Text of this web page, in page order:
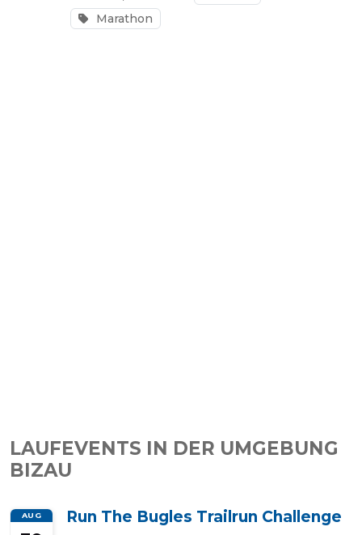
Herzfrequenzzonen
hinzufügen
Marathon
LAUFEVENTS IN DER UMGEBUNG
BIZAU
AUG Run The Bugles Trailrun Challenge